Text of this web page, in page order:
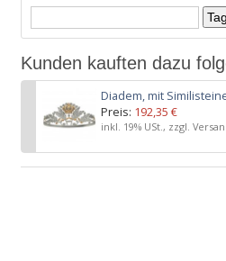
Kunden kauften dazu
Diadem, mit
Preis: 192,35 €
inkl. 19% USt., zzgl.